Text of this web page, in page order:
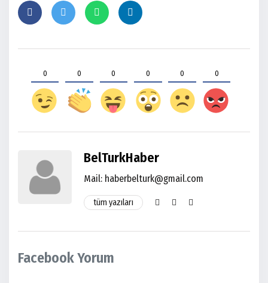
0 0 0 0 0 0
BelTurkHaber
Mail: haberbelturk@gmail.com
tüm yazıları
Facebook Yorum